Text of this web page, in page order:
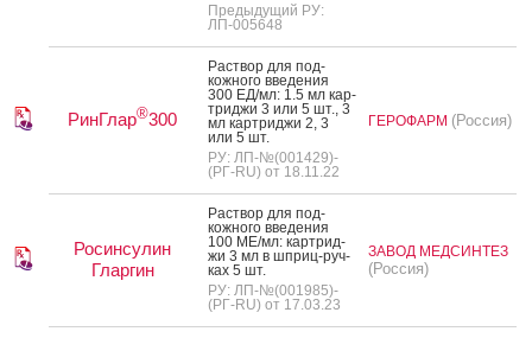
Предыдущий РУ:
ЛП-005648
РинГлар®300
Рас­твор для под­
кожно­го вве­дения
300 ЕД/мл: 1.5 мл кар­
трид­жи 3 или 5 шт., 3
мл кар­трид­жи 2, 3
или 5 шт.
РУ: ЛП-№(001429)-
(РГ-RU) от 18.11.22
ГЕРОФАРМ (Россия)
Росинсулин
Гларгин
Рас­твор для под­
кожно­го вве­дения
100 МЕ/мл: кар­трид­
жи 3 мл в шприц-руч­
ках 5 шт.
РУ: ЛП-№(001985)-
(РГ-RU) от 17.03.23
ЗАВОД МЕДСИНТЕЗ
(Россия)